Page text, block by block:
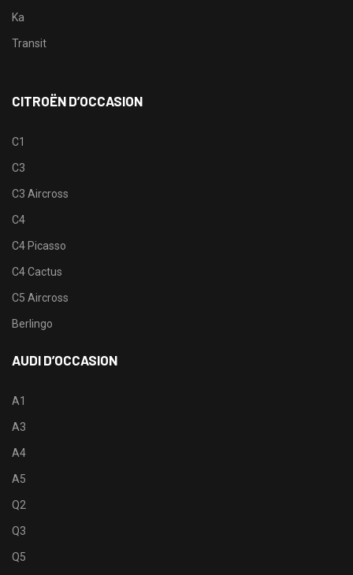
Ka
Transit
CITROËN D’OCCASION
C1
C3
C3 Aircross
C4
C4 Picasso
C4 Cactus
C5 Aircross
Berlingo
AUDI D’OCCASION
A1
A3
A4
A5
Q2
Q3
Q5